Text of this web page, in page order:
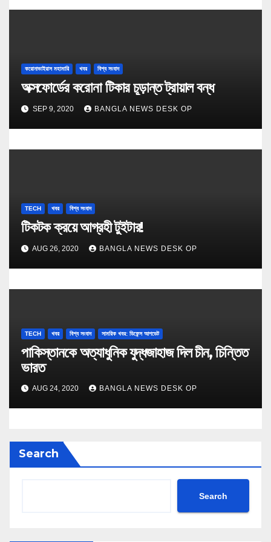
করোনাভাইরাস মহামারি খবর বিশ্ব সংবাদ
অক্সফোর্ডের করোনা টিকার চূড়ান্ত ট্রায়াল বন্ধ
SEP 9, 2020 BANGLA NEWS DESK OP
TECH খবর বিশ্ব সংবাদ
টিকটক ক্র‍য়ে আগ্রহী টুইটার!
AUG 26, 2020 BANGLA NEWS DESK OP
TECH খবর বিশ্ব সংবাদ সামরিক খবর: ডিফেন্স আপডেট
পাকিস্তানকে অত্যাধুনিক যুদ্ধজাহাজ দিল চীন, চিন্তিত
ভারত
AUG 24, 2020 BANGLA NEWS DESK OP
Search
Search